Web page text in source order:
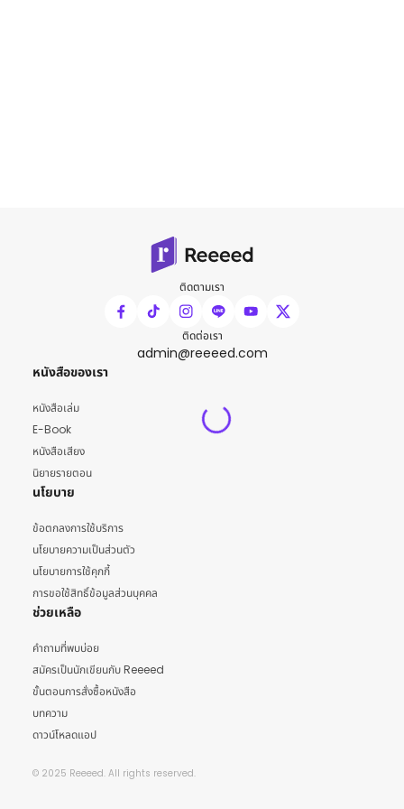
ติดตามเรา
ติดต่อเรา
admin@reeeed.com
หนังสือของเรา
หนังสือเล่ม
E-Book
หนังสือเสียง
นิยายรายตอน
นโยบาย
ข้อตกลงการใช้บริการ
นโยบายความเป็นส่วนตัว
นโยบายการใช้คุกกี้
การขอใช้สิทธิ์ข้อมูลส่วนบุคคล
ช่วยเหลือ
คำถามที่พบบ่อย
สมัครเป็นนักเขียนกับ Reeeed
ขั้นตอนการสั่งซื้อหนังสือ
บทความ
ดาวน์โหลดแอป
© 2025 Reeeed. All rights reserved.